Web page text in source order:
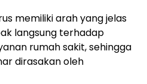
memiliki arah yang jelas
langsung terhadap
rumah sakit, sehingga
dirasakan oleh